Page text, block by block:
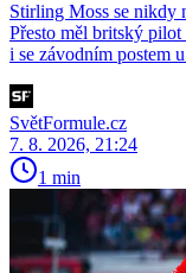
Stirling Moss se nikdy
Přesto měl britský
i se závodním postem
SvětFormule.cz
7. 8. 2026, 21:24
1 min